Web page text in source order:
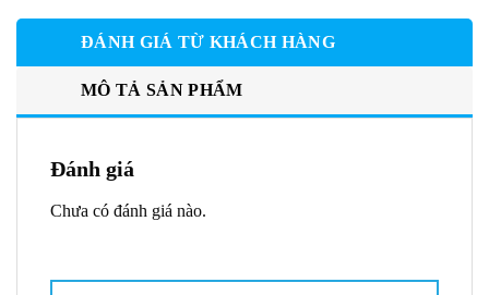
ĐÁNH GIÁ TỪ KHÁCH HÀNG
MÔ TẢ SẢN PHẨM
Đánh giá
Chưa có đánh giá nào.